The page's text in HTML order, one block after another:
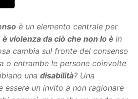
è un elemento centrale per
violenza da ciò che non lo è in
cambia sul fronte del consenso
o entrambe le persone coinvolte
una disabilità? Una
essere un invito a non ragionare